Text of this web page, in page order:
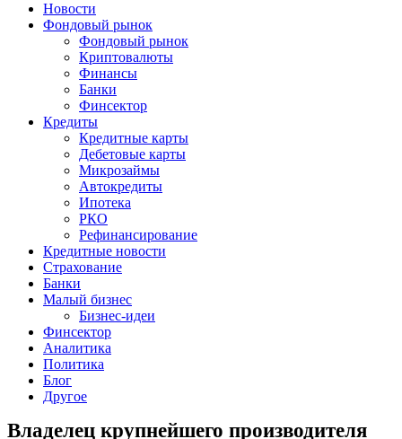
Новости
Фондовый рынок
Фондовый рынок
Криптовалюты
Финансы
Банки
Финсектор
Кредиты
Кредитные карты
Дебетовые карты
Микрозаймы
Автокредиты
Ипотека
РКО
Рефинансирование
Кредитные новости
Страхование
Банки
Малый бизнес
Бизнес-идеи
Финсектор
Аналитика
Политика
Блог
Другое
Владелец крупнейшего производителя